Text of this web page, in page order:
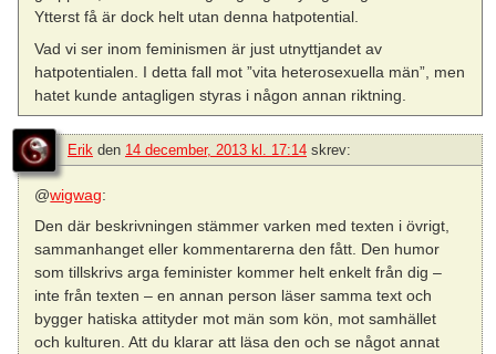
Ytterst få är dock helt utan denna hatpotential.
Vad vi ser inom feminismen är just utnyttjandet av
hatpotentialen. I detta fall mot ”vita heterosexuella män”, men
hatet kunde antagligen styras i någon annan riktning.
Erik den 14 december, 2013 kl. 17:14 skrev:
@wigwag:
Den där beskrivningen stämmer varken med texten i övrigt,
sammanhanget eller kommentarerna den fått. Den humor
som tillskrivs arga feminister kommer helt enkelt från dig –
inte från texten – en annan person läser samma text och
bygger hatiska attityder mot män som kön, mot samhället
och kulturen. Att du klarar att läsa den och se något annat